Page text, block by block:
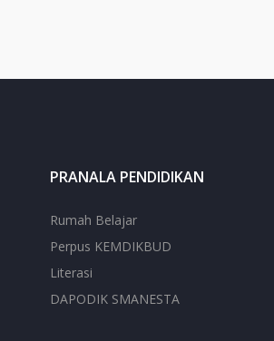
PRANALA PENDIDIKAN
Rumah Belajar
Perpus KEMDIKBUD
Literasi
DAPODIK SMANESTA